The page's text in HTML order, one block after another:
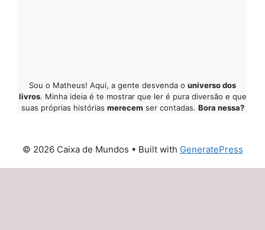
Sou o Matheus! Aqui, a gente desvenda o universo dos
livros. Minha ideia é te mostrar que ler é pura diversão e que
suas próprias histórias merecem ser contadas. Bora nessa?
© 2026 Caixa de Mundos • Built with GeneratePress